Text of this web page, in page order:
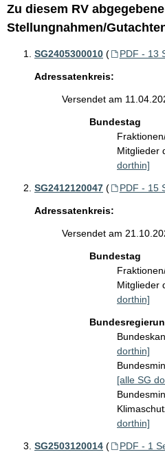
Zu diesem RV
Stellungnahmen/
SG2405300010 ( PDF - 13
Adressatenkreis:
Versendet am
Bundestag
Mitglieder
dorthin]
SG2412120047 ( PDF - 15
Adressatenkreis:
Versendet am
Bundestag
Mitglieder
dorthin]
dorthin]
[alle SG
dorthin]
SG2503120014 ( PDF - 1